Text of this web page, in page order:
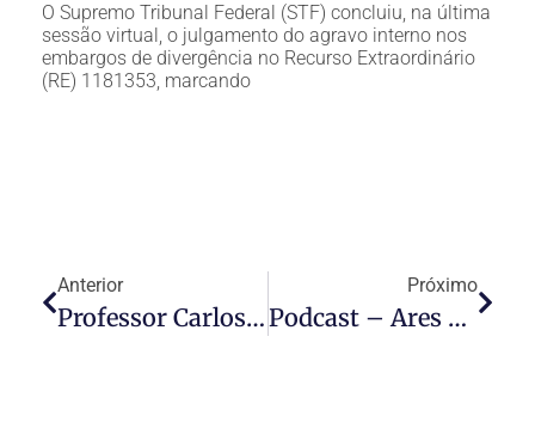
O Supremo Tribunal Federal (STF) concluiu, na última
sessão virtual, o julgamento do agravo interno nos
embargos de divergência no Recurso Extraordinário
(RE) 1181353, marcando
Anterior
Professor Carlos Ayres Britto Foi Destaque No Ranking Chambers Brazil 2021
Próximo
Podcast – Ares Do Direito: Caso Sobre A Escolha De Reitores Em Universidades Federais